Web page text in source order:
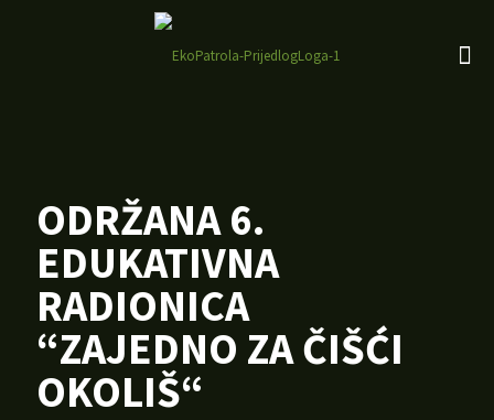
ODRŽANA 6.
EDUKATIVNA
RADIONICA
“ZAJEDNO ZA ČIŠĆI
OKOLIŠ“